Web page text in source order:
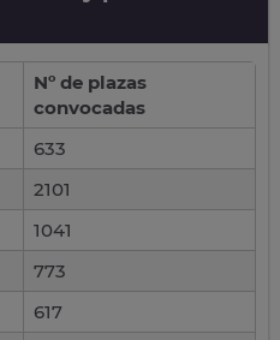
Nº de plazas
convocadas
633
2101
1041
773
617